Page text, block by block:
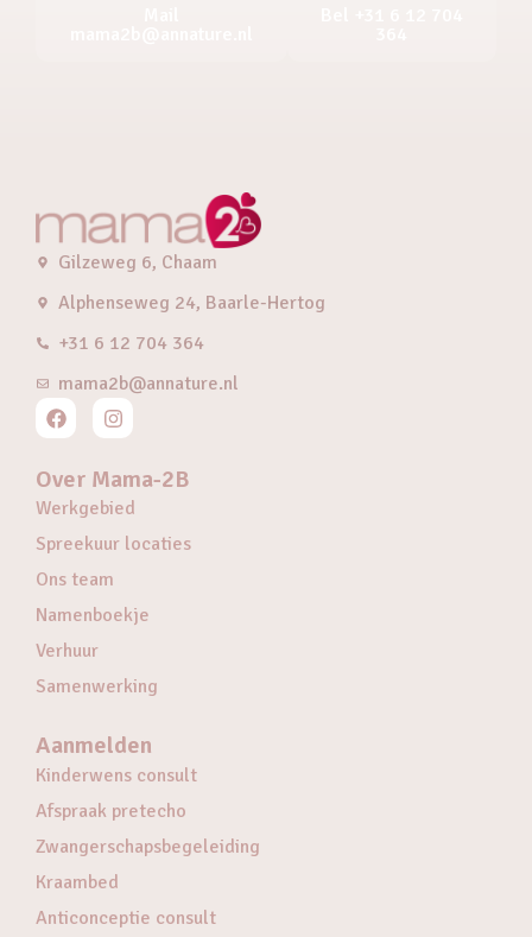
Gilzeweg 6, Chaam
Alphenseweg 24, Baarle-Hertog
+31 6 12 704 364
mama2b@annature.nl
Over Mama-2B
Werkgebied
Spreekuur locaties
Ons team
Namenboekje
Verhuur
Samenwerking
Aanmelden
Kinderwens consult
Afspraak pretecho
Zwangerschapsbegeleiding
Kraambed
Anticonceptie consult